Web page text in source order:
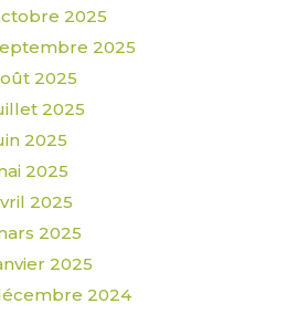
2025
2025
2025
2025
2025
2025
2025
2025
2025
2024